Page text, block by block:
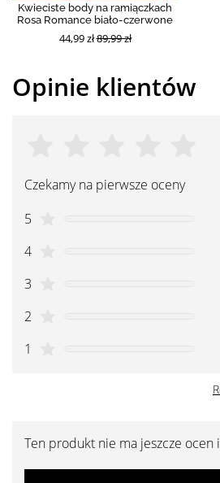
Kwieciste body na ramiączkach
Rosa Romance biało-czerwone
44,99 zł89,99 zł
Opinie klientów
Czekamy na pierwsze oceny
5
4
3
2
1
Ten produkt nie ma jeszcze ocen